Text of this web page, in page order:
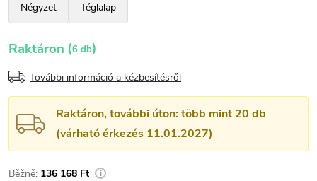
Raktáron (6 db)
További információ a kézbesítésről
Raktáron, további úton: több mint 20 db
(várható érkezés 11.01.2027)
136 168 Ft